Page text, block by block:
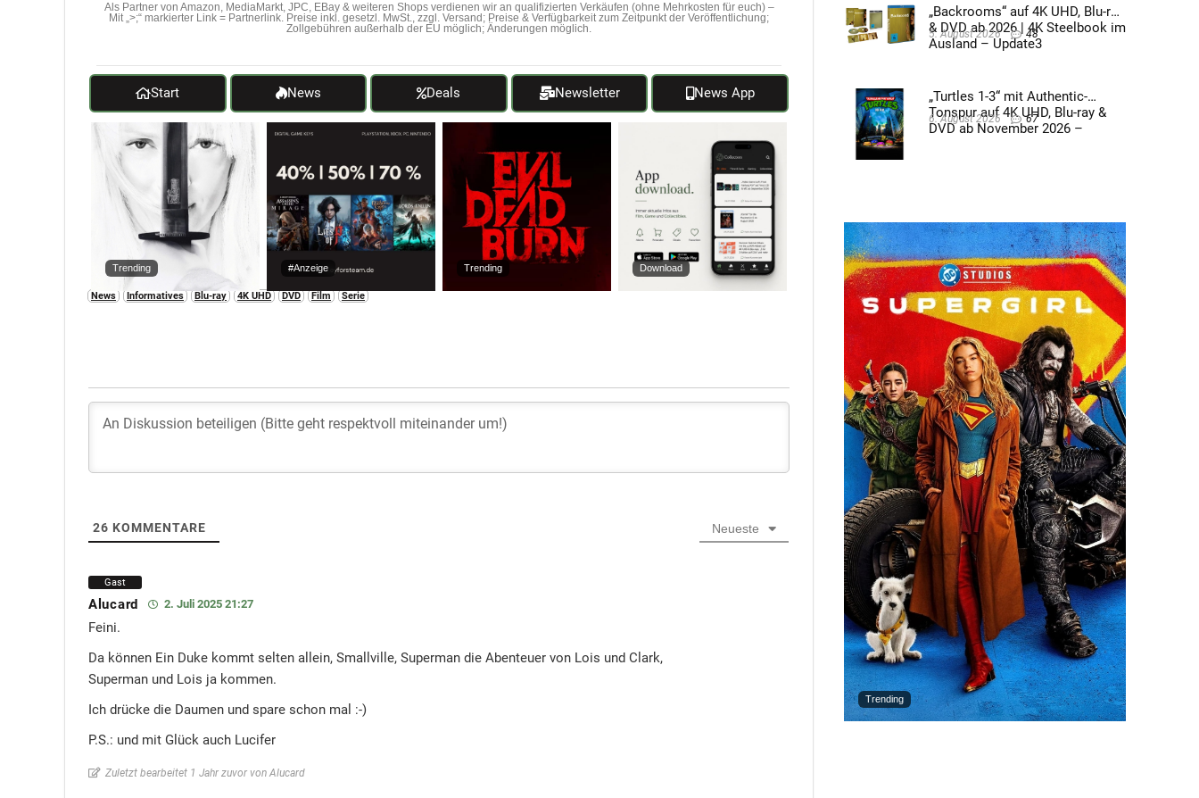
Als Partner von Amazon, MediaMarkt, JPC, EBay & weiteren Shops verdienen wir an qualifizierten Verkäufen (ohne Mehrkosten für euch) –
Mit „>;“ markierter Link = Partnerlink. Preise inkl. gesetzl. MwSt., zzgl. Versand; Preise & Verfügbarkeit zum Zeitpunkt der Veröffentlichung;
Zollgebühren außerhalb der EU möglich; Änderungen möglich.
Start News Deals Newsletter News App
Trending #Anzeige Trending Download
News Informatives Blu-ray 4K UHD DVD Film Serie
26 KOMMENTARE Neueste
Gast
Alucard 2. Juli 2025 21:27
Feini.
Da können Ein Duke kommt selten allein, Smallville, Superman die Abenteuer von Lois und Clark,
Superman und Lois ja kommen.
Ich drücke die Daumen und spare schon mal :-)
P.S.: und mit Glück auch Lucifer
Zuletzt bearbeitet 1 Jahr zuvor von Alucard
„Backrooms“ auf 4K UHD, Blu-ray
& DVD ab 2026 | 4K Steelbook im
Ausland – Update3
5. August 2026 48
„Turtles 1-3“ mit Authentic-
Tonspur auf 4K UHD, Blu-ray &
DVD ab November 2026 –
6. August 2026 67
Trending